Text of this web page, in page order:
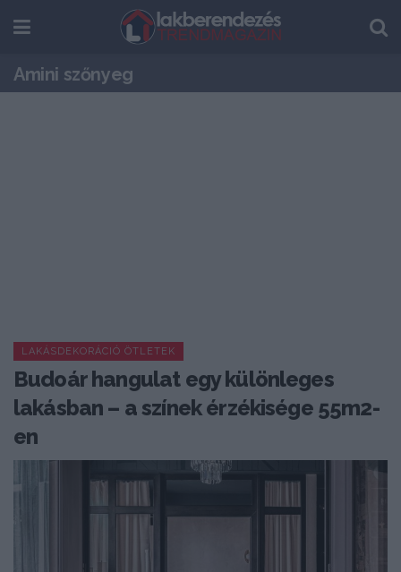
Amini szőnyeg
LAKÁSDEKORÁCIÓ ÖTLETEK
Budoár hangulat egy különleges
lakásban – a színek érzékisége 55m2-
en